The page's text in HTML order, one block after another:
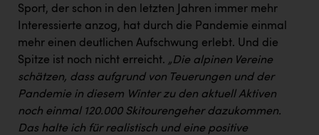
TCL
TGW Logistics
TRAILOMAT & Cycling Austria
VERITAS
Vier Diamanten
Sport, der schon in den letzten Jahren immer mehr
Interessierte anzog, hat durch die Pandemie einmal
mehr einen deutlichen Aufschwung erlebt. Und die
Spitze ist noch nicht erreicht. „Die alpinen Vereine
schätzen, dass aufgrund von Teuerungen und der
Pandemie in diesem Winter zu den aktuell Aktiven
noch einmal 120.000 Skitourengeher dazukommen.
Das halte ich für realistisch und eine positive